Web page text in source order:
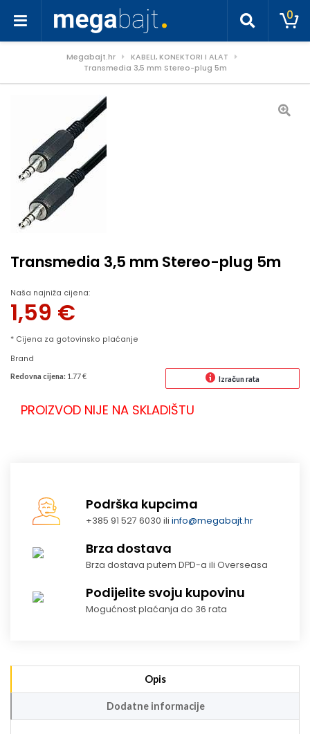
0
Megabajt.hr
KABELI, KONEKTORI I ALAT
Transmedia 3,5 mm Stereo-plug 5m
Transmedia 3,5 mm Stereo-plug 5m
Naša najniža cijena:
1,59 €
* Cijena za gotovinsko plaćanje
Brand
Redovna cijena: 1.77 € Izračun rata
PROIZVOD NIJE NA SKLADIŠTU
Podrška kupcima
+385 91 527 6030 iliinfo@megabajt.hr
Brza dostava
Brza dostava putem DPD-a ili Overseasa
Podijelite svoju kupovinu
Mogućnost plaćanja do 36 rata
Opis
Dodatne informacije